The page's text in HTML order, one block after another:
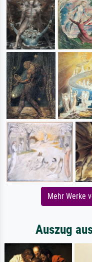
Mehr Werke
Auszug